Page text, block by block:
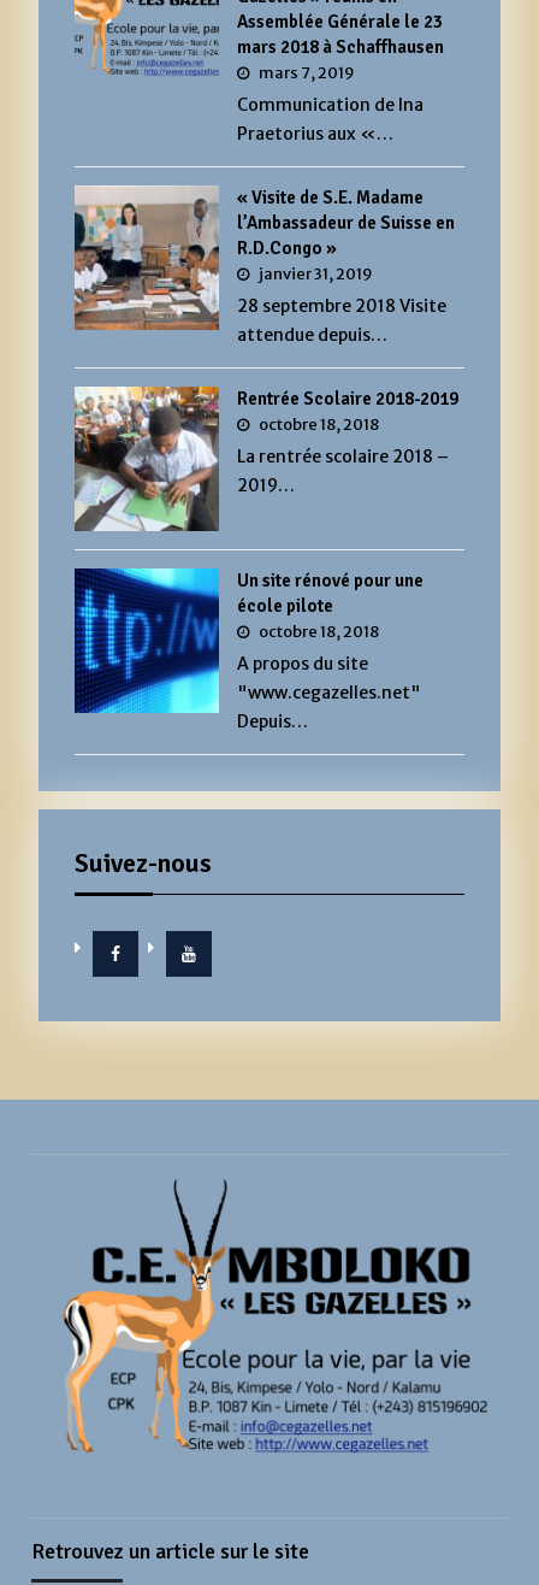
Assemblée Générale le 23
mars 2018 à Schaffhausen
mars 7, 2019
Communication de Ina
Praetorius aux «…
« Visite de S.E. Madame
l’Ambassadeur de Suisse en
R.D.Congo »
janvier 31, 2019
28 septembre 2018 Visite
attendue depuis…
Rentrée Scolaire 2018-2019
octobre 18, 2018
La rentrée scolaire 2018 –
2019…
Un site rénové pour une
école pilote
octobre 18, 2018
A propos du site
"www.cegazelles.net"
Depuis…
Suivez-nous
Retrouvez un article sur le site